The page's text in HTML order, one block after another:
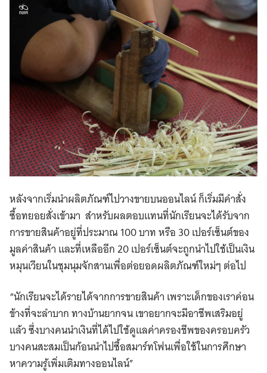
หลังจากเริ่มนำผลิตภัณฑ์ไปวางขายบนออนไลน์ ก็เริ่มมีคำสั่ง
ซื้อทยอยสั่งเข้ามา สำหรับผลตอบแทนที่นักเรียนจะได้รับจาก
การขายสินค้าอยู่ที่ประมาณ 100 บาท หรือ 30 เปอร์เซ็นต์ของ
มูลค่าสินค้า และที่เหลืออีก 20 เปอร์เซ็นต์จะถูกนำไปใช้เป็นเงิน
หมุนเวียนในชุมนุมจักสานเพื่อต่อยอดผลิตภัณฑ์ใหม่ๆ ต่อไป
“นักเรียนจะได้รายได้จากการขายสินค้า เพราะเด็กของเราค่อน
ข้างที่จะลำบาก ทางบ้านยากจน เขาอยากจะมีอาชีพเสริมอยู่
แล้ว ซึ่งบางคนนำเงินที่ได้ไปใช้ดูแลค่าครองชีพของครอบครัว
บางคนสะสมเป็นก้อนนำไปซื้อสมาร์ทโฟนเพื่อใช้ในการศึกษา
หาความรู้เพิ่มเติมทางออนไลน์”